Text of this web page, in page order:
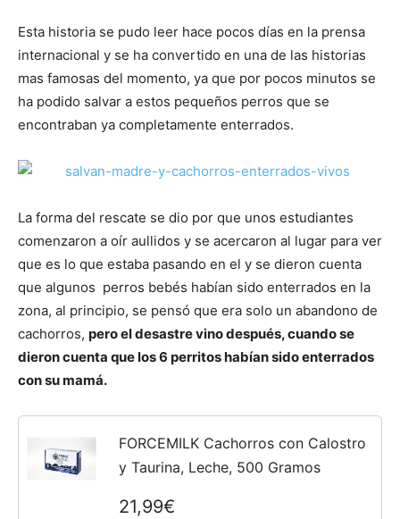
Fotos
de
Esta historia se pudo leer hace pocos días en la prensa
internacional y se ha convertido en una de las historias
mas famosas del momento, ya que por pocos minutos se
ha podido salvar a estos pequeños perros que se
encontraban ya completamente enterrados.
La forma del rescate se dio por que unos estudiantes
comenzaron a oír aullidos y se acercaron al lugar para ver
que es lo que estaba pasando en el y se dieron cuenta
que algunos perros bebés habían sido enterrados en la
zona, al principio, se pensó que era solo un abandono de
cachorros, pero el desastre vino después, cuando se
dieron cuenta que los 6 perritos habían sido enterrados
con su mamá.
FORCEMILK Cachorros con Calostro
y Taurina, Leche, 500 Gramos
21,99€